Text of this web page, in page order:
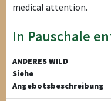
medical attention.
In Pauschale
ANDERES WILD
Siehe
Angebotsbeschreibung